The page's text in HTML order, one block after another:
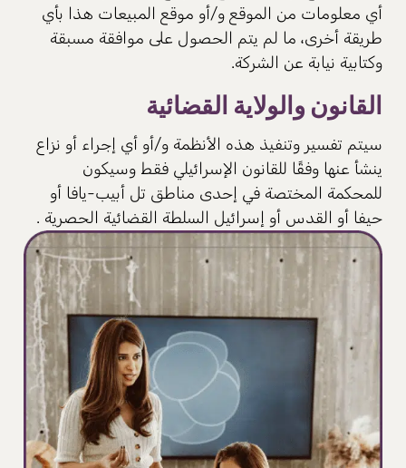
أي معلومات من الموقع و/أو موقع المبيعات هذا بأي
طريقة أخرى، ما لم يتم الحصول على موافقة مسبقة
وكتابية نيابة عن الشركة.
القانون والولاية القضائية
سيتم تفسير وتنفيذ هذه الأنظمة و/أو أي إجراء أو نزاع
ينشأ عنها وفقًا للقانون الإسرائيلي فقط وسيكون
للمحكمة المختصة في إحدى مناطق تل أبيب-يافا أو
حيفا أو القدس أو إسرائيل السلطة القضائية الحصرية .